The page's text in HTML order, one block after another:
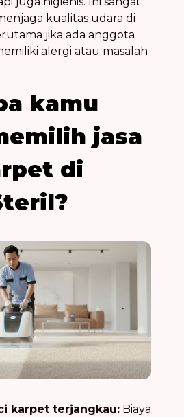
kualitas udara di
jika ada anggota
alergi atau masalah
kamu
jasa
di
karpet terjangkau: Biaya